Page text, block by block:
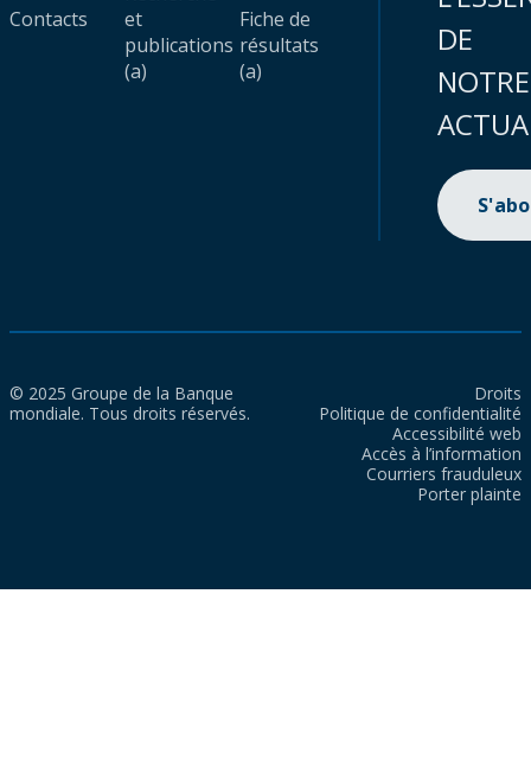
Contacts
et
publications
(a)
Fiche de
résultats
(a)
DE
NOTRE
© 2025 Groupe de la Banque
mondiale. Tous droits réservés.
Droits
Politique de confidentialité
Accessibilité web
Accès à l’information
Courriers frauduleux
Porter plainte